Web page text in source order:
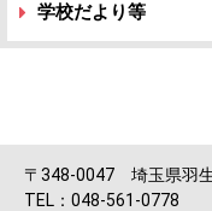
学校だより等
〒348-0047 埼玉県羽
TEL：048-561-0778